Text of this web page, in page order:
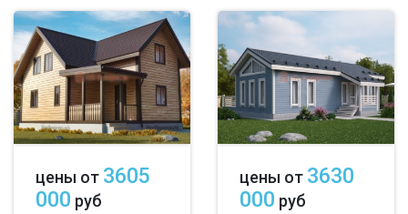
цены от 3605
000 руб
цены от 3630
000 руб